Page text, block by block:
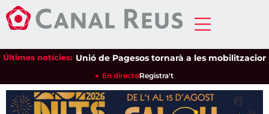
Últimes notícies:Unió de Pagesos tornarà a les mobilitzacions
En directeRegistra't